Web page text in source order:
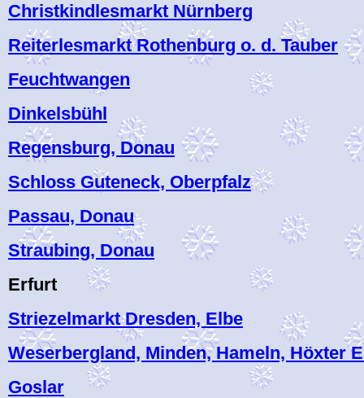
Christkindlesmarkt Nürnberg
Reiterlesmarkt Rothenburg o. d. Tauber
Feuchtwangen
Dinkelsbühl
Regensburg, Donau
Schloss Guteneck, Oberpfalz
Passau, Donau
Straubing, Donau
Erfurt
Striezelmarkt Dresden, Elbe
Weserbergland, Minden, Hameln, Höxter
Goslar